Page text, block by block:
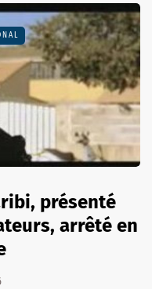
présenté
arrêté en